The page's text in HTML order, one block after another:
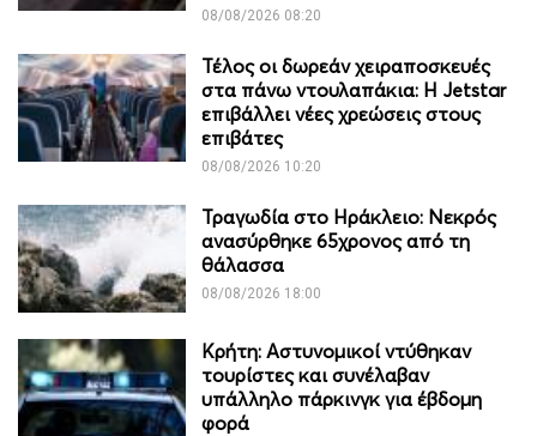
08/08/2026 08:20
Τέλος οι δωρεάν χειραποσκευές
στα πάνω ντουλαπάκια: Η Jetstar
επιβάλλει νέες χρεώσεις στους
επιβάτες
08/08/2026 10:20
Τραγωδία στο Ηράκλειο: Νεκρός
ανασύρθηκε 65χρονος από τη
θάλασσα
08/08/2026 18:00
Κρήτη: Αστυνομικοί ντύθηκαν
τουρίστες και συνέλαβαν
υπάλληλο πάρκινγκ για έβδομη
φορά